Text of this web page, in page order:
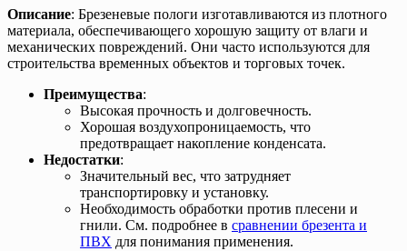
Описание: Брезеневые пологи изготавливаются из плотного
материала, обеспечивающего хорошую защиту от влаги и
механических повреждений. Они часто используются для
строительства временных объектов и торговых точек.
Преимущества:
Высокая прочность и долговечность.
Хорошая воздухопроницаемость, что
предотвращает накопление конденсата.
Недостатки:
Значительный вес, что затрудняет
транспортировку и установку.
Необходимость обработки против плесени и
гнили. См. подробнее в сравнении брезента и
ПВХ для понимания применения.